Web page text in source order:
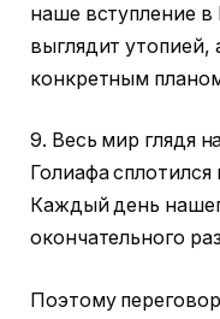
наше вступление
выглядит утопией,
конкретным
9. Весь мир глядя
Голиафа
Каждый день
окончательного
Поэтому